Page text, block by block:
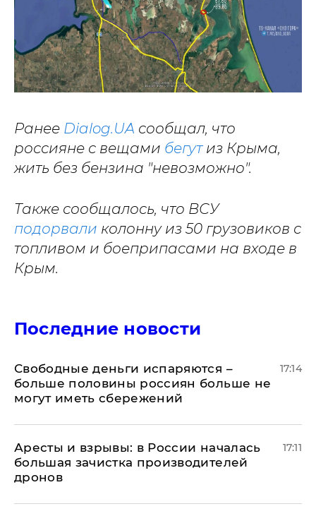
Ранее Dialog.UA сообщал, что
россияне с вещами бегутиз Крыма,
жить без бензина "невозможно".
Также сообщалось, что ВСУ
подорвали колонну из 50 грузовиков с
топливом и боеприпасами на входе в
Крым.
Последние новости
Свободные деньги испаряются –
больше половины россиян больше не
могут иметь сбережений
17:14
Аресты и взрывы: в России началась
большая зачистка производителей
дронов
17:11